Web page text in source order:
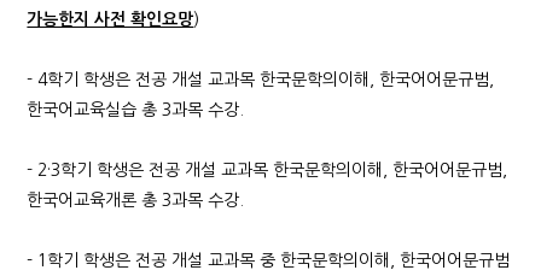
가능한지 사전 확인요망)
- 4학기 학생은 전공 개설 교과목 한국문학의이해, 한국어어문규범,
한국어교육실습 총 3과목 수강.
- 2·3학기 학생은 전공 개설 교과목 한국문학의이해, 한국어어문규범,
한국어교육개론 총 3과목 수강.
- 1학기 학생은 전공 개설 교과목 중 한국문학의이해, 한국어어문규범